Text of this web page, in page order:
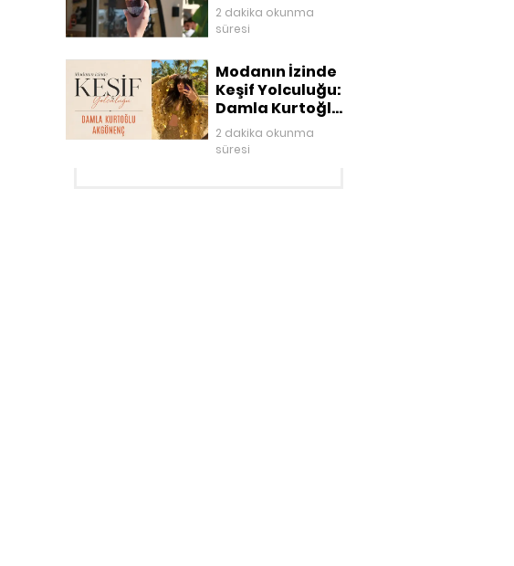
2 dakika okunma
süresi
Modanın İzinde
Keşif Yolculuğu:
Damla Kurtoğlu
Akgönenç
2 dakika okunma
süresi